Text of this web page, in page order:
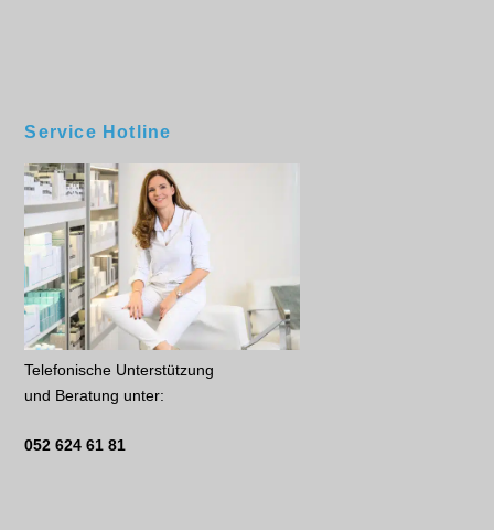
Service Hotline
Telefonische Unterstützung
und Beratung unter:
052 624 61 81